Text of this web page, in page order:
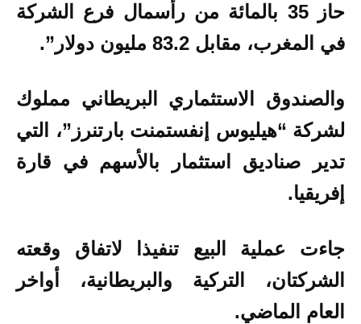
حاز 35 بالمائة من رأسمال فرع الشركة
في المغرب، مقابل 83.2 مليون دولار”.
والصندوق الاستثماري البريطاني مملوك
لشركة “هيليوس إنفستمنت بارتنرز”، التي
تدير صناديق استثمار بالأسهم في قارة
إفريقيا.
جاءت عملية البيع تنفيذا لاتفاق وقعته
الشركتان، التركية والبريطانية، أواخر
العام الماضي.